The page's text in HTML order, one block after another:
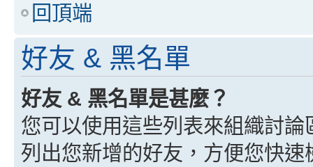
回頂端
好友 & 黑名單
好友 & 黑名單是甚麼？
您可以使用這些列表來組織討
列出您新增的好友，方便您快